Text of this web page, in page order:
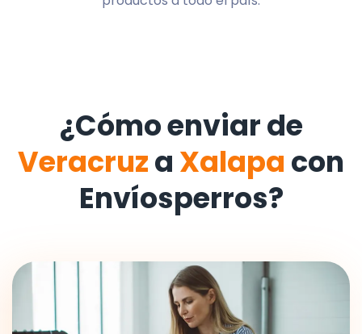
¿Cómo enviar de
Veracruza Xalapa con
Envíosperros?